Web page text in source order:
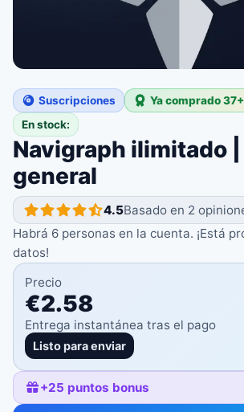
Suscripciones
Ya comprado
En stock:
Navigraph ilimitado
general
4.5Basado en 2
Habrá 6 personas en la cuenta. ¡Está
datos!
Precio
€2.58
Entrega instantánea tras el pago
Listo para enviar
+25 puntos bonus